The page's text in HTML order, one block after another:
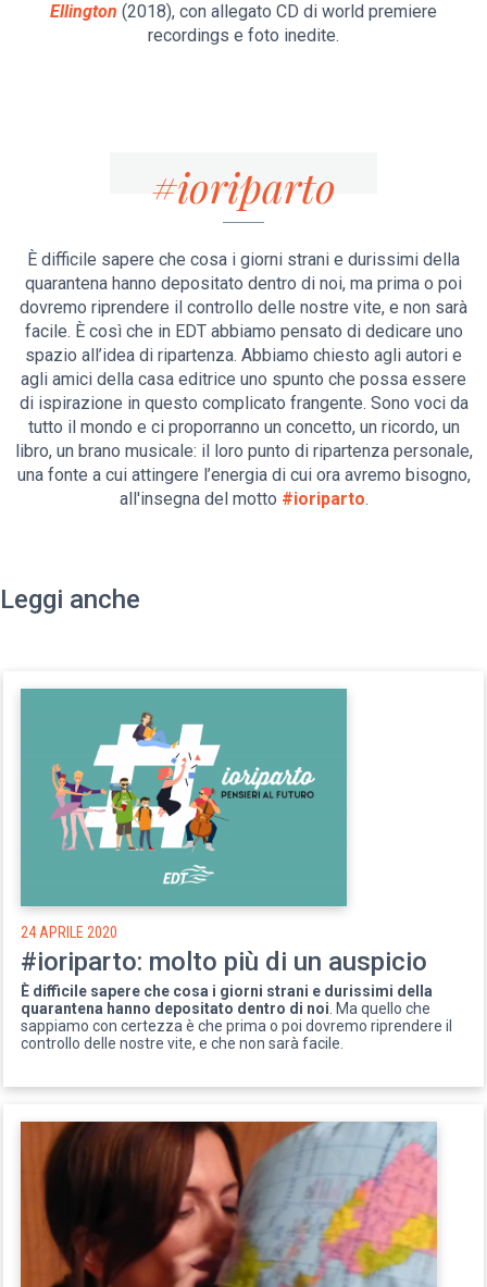
Ellington (2018), con allegato CD di world premiere
recordings e foto inedite.
#ioriparto
È difficile sapere che cosa i giorni strani e durissimi della
quarantena hanno depositato dentro di noi, ma prima o poi
dovremo riprendere il controllo delle nostre vite, e non sarà
facile. È così che in EDT abbiamo pensato di dedicare uno
spazio all’idea di ripartenza. Abbiamo chiesto agli autori e
agli amici della casa editrice uno spunto che possa essere
di ispirazione in questo complicato frangente. Sono voci da
tutto il mondo e ci proporranno un concetto, un ricordo, un
libro, un brano musicale: il loro punto di ripartenza personale,
una fonte a cui attingere l’energia di cui ora avremo bisogno,
all'insegna del motto #ioriparto.
Leggi anche
24 APRILE 2020
#ioriparto: molto più di un auspicio
È difficile sapere che cosa i giorni strani e durissimi della
quarantena hanno depositato dentro di noi . Ma quello che
sappiamo con certezza è che prima o poi dovremo riprendere il
controllo delle nostre vite, e che non sarà facile.